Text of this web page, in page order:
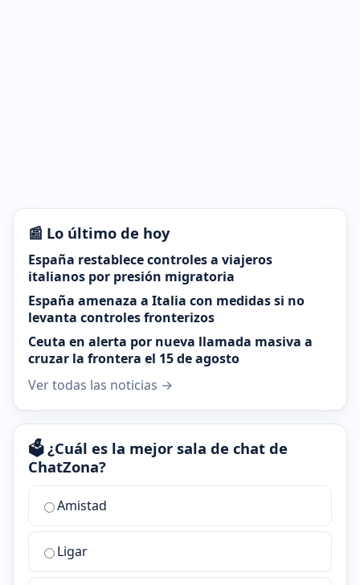
📰 Lo último de hoy
España restablece controles a viajeros
italianos por presión migratoria
España amenaza a Italia con medidas si no
levanta controles fronterizos
Ceuta en alerta por nueva llamada masiva a
cruzar la frontera el 15 de agosto
Ver todas las noticias →
🗳️ ¿Cuál es la mejor sala de chat de
ChatZona?
¿Cuál
la
mejor
sala
Amistad
Ligar